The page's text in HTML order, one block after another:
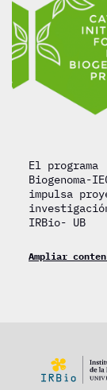
El programa
Biogenoma-
impulsa
IRBio- UB
Ampliar